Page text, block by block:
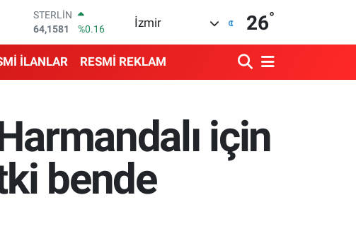
GRAM ALTIN
6508.83
%4.44
BİST100
13.703
%11
EURO
55,0398
%-0.02
64,1581
%0.16
İzmir 26°
İLANLAR RESMİ REKLAM
için
bende